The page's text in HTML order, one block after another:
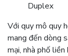
Duplex
Với quy mô quy
mang đến dòng
mại, nhà phố